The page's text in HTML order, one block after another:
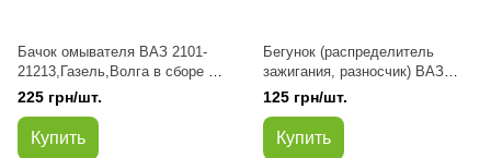
Бачок омывателя ВАЗ 2101-
21213,Газель,Волга в сборе с
электронасосом 12в (1 мот.
2л.) нового образца (пр-во
Элкар)
225 грн/шт.
Купить
Бегунок (распределитель
зажигания, разносчик) ВАЗ
2108-099, 2110-2115
(заменитель)
125 грн/шт.
Купить